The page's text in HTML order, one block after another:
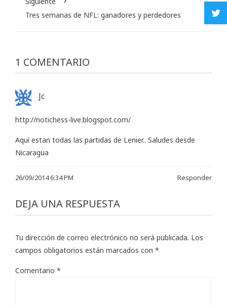
Tres semanas de NFL: ganadores y perdedores
1 COMENTARIO
Jc
http://notichess-live.blogspot.com/
Aquì estan todas las partidas de Lenier.. Saludes desde
Nicaragua
26/09/2014 6:34 PM Responder
DEJA UNA RESPUESTA
Tu dirección de correo electrónico no será publicada. Los
campos obligatorios están marcados con *
Comentario *